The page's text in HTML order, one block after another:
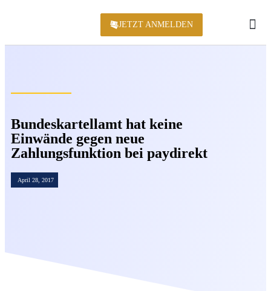
JETZT ANMELDEN
Bundeskartellamt hat keine
Einwände gegen neue
Zahlungsfunktion bei paydirekt
April 28, 2017